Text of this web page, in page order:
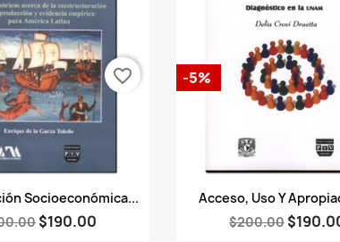
Vista rápida
Socioeconómica...
$190.00
favorite_border
Vista rápida
Acceso, Uso Y
$200.00
-5%